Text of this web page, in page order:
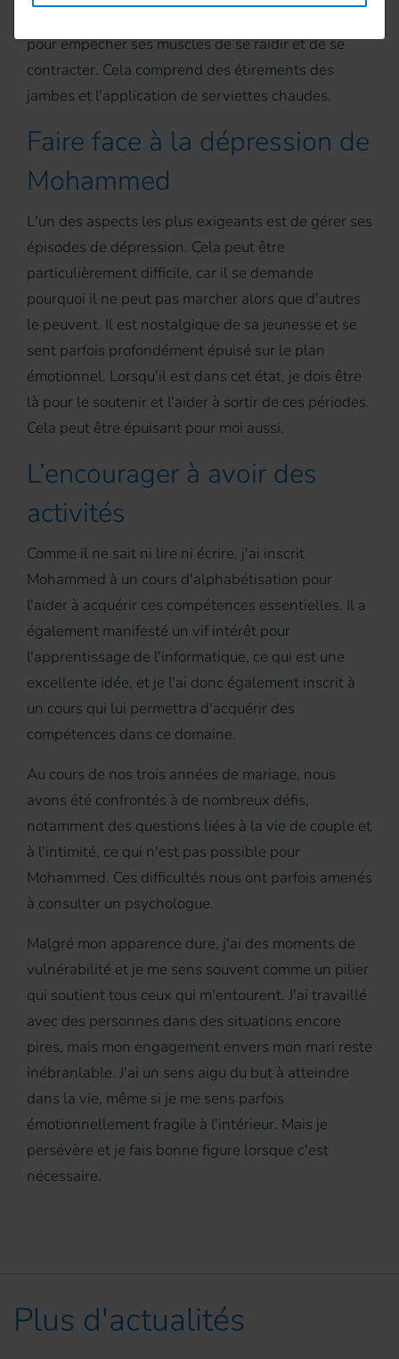
pour empêcher ses muscles de se raidir et de se
contracter. Cela comprend des étirements des
jambes et l'application de serviettes chaudes.
Faire face à la dépression de
Mohammed
L'un des aspects les plus exigeants est de gérer ses
épisodes de dépression. Cela peut être
particulièrement difficile, car il se demande
pourquoi il ne peut pas marcher alors que d'autres
le peuvent. Il est nostalgique de sa jeunesse et se
sent parfois profondément épuisé sur le plan
émotionnel. Lorsqu'il est dans cet état, je dois être
là pour le soutenir et l'aider à sortir de ces périodes.
Cela peut être épuisant pour moi aussi.
L’encourager à avoir des
activités
Comme il ne sait ni lire ni écrire, j'ai inscrit
Mohammed à un cours d'alphabétisation pour
l'aider à acquérir ces compétences essentielles. Il a
également manifesté un vif intérêt pour
l'apprentissage de l'informatique, ce qui est une
excellente idée, et je l'ai donc également inscrit à
un cours qui lui permettra d'acquérir des
compétences dans ce domaine.
Au cours de nos trois années de mariage, nous
avons été confrontés à de nombreux défis,
notamment des questions liées à la vie de couple et
à l'intimité, ce qui n'est pas possible pour
Mohammed. Ces difficultés nous ont parfois amenés
à consulter un psychologue.
Malgré mon apparence dure, j'ai des moments de
vulnérabilité et je me sens souvent comme un pilier
qui soutient tous ceux qui m'entourent. J'ai travaillé
avec des personnes dans des situations encore
pires, mais mon engagement envers mon mari reste
inébranlable. J'ai un sens aigu du but à atteindre
dans la vie, même si je me sens parfois
émotionnellement fragile à l'intérieur. Mais je
persévère et je fais bonne figure lorsque c'est
nécessaire.
Plus d'actualités